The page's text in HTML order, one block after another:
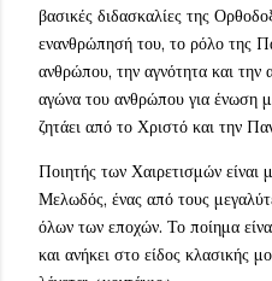
βασικές διδασκαλίες της
ενανθρώπησή του, το ρόλο της
ανθρώπου, την αγνότητα και την
αγώνα του ανθρώπου για ένωση
ζητάει από το Χριστό και την
Ποιητής των Χαιρετισμών είναι
Μελωδός, ένας από τους
όλων των εποχών. Το ποίημα
και ανήκει στο είδος κλασικής